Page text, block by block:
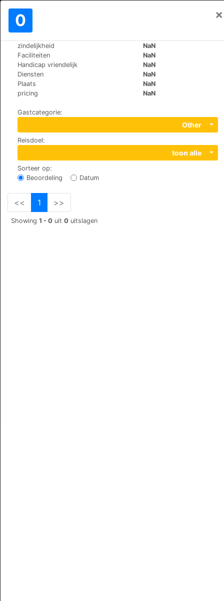
0 ×
zindelijkheid
NaN
Faciliteiten
NaN
Handicap vriendelijk
NaN
Diensten
NaN
Plaats
NaN
pricing
NaN
Gastcategorie:
Other
Reisdoel:
toon alle
Sorteer op:
Beoordeling
Datum
<< 1 >>
Showing 1 - 0 uit 0 uitslagen
Wereld>South-Korea
Loisir Hotel Seoul Myeongdong
+82 (0)269366000